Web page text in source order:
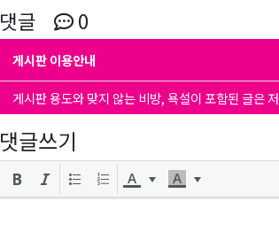
댓글 0
게시판 이용안내
게시판 용도와 맞지 않는 비방, 욕설이 포함된 글은
댓글쓰기